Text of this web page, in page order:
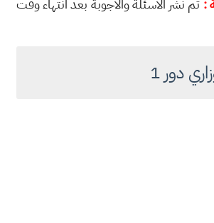
: تم نشر الاسئلة والاجوبة بعد انتهاء وقت